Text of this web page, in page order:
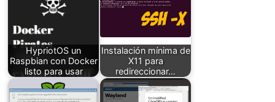
HypriotOS un
Raspbian con Docker
listo para usar
Instalación mínima de
X11 para
redireccionar…